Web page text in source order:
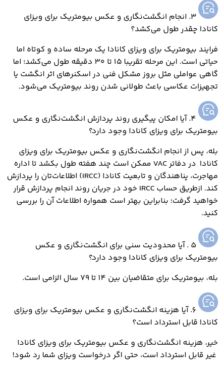
3. انجام انگشت‌نگاری و عکس بیومتریک برای ویزای
کانادا چقدر طول می‌کشد؟
فرایند بیومتریک برای ویزای کانادا یک مرحله ساده و کوتاه اما
حیاتی است. این مرحله تقریبا 15 تا 30 دقیقه طول می‌کشد؛ اما
گاهی عواملی مثل بروز مشکل فنی در اسکنرهای اثر انگشت یا
تجهیزات عکاسی باعث طولانی شدن روند بیومتریک می‌شود.
4. آیا امکان پیگیری روند پردازش انگشت‌نگاری و عکس
بیومتریک برای ویزای کانادا وجود دارد؟
بله، پس از انجام انگشت‌نگاری و عکس بیومتریک برای ویزاي
کانادا در دفاتر VAC ممکن است چند هفته طول بکشد تا اداره
مهاجرت، پناهندگان و تابعیت کانادا (IRCC) اطلاعات‌تان را پردازش
کند. ازطریق حساب IRCC خود در جریان روند انجام پردازش قرار
خواهید گرفت؛ بنابراین بهتر است همواره اطلاعات آن را بررسی
کنید.
5 . آیا محدودیت سنی برای انگشت‌نگاری و عکس
بیومتریک برای ویزای کانادا وجود دارد؟
بله، بیومتریک برای متقاضیان بین 14 تا 79 سال الزامی است.
6. آیا هزینه انگشت‌نگاری و عکس بیومتریک برای ویزای
کانادا قابل استرداد است؟
خیر، هزینه انگشت‌نگاری و عکس بیومتریک برای ویزای کانادا
غیر قابل استرداد است، حتی اگر درخواست ویزای شما رد شود!